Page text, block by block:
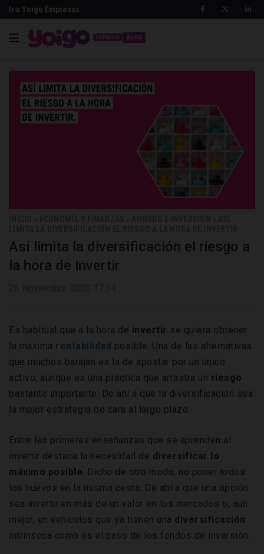
Ir a Yoigo Empresas
BLOG
Así limita la diversificación el riesgo a
la hora de invertir
Es habitual que a la hora de invertir se quiera obtener
la máxima rentabilidad posible. Una de las alternativas
que muchos barajan es la de apostar por un único
activo, aunque es una práctica que arrastra un riesgo
bastante importante. De ahí a que la diversificación sea
la mejor estrategia de cara al largo plazo.
Entre las primeras enseñanzas que se aprenden al
invertir destaca la necesidad de diversificar lo
máximo posible. Dicho de otro modo, no poner todos
los huevos en la misma cesta. De ahí a que una opción
sea invertir en más de un valor en los mercados o, aún
mejor, en vehículos que ya tienen una diversificación
intrínseca como es el caso de los fondos de inversión.